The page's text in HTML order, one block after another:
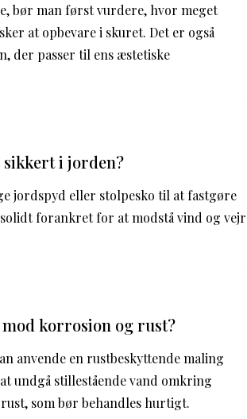
bør man først vurdere, hvor meget
at opbevare i skuret. Det er også
der passer til ens æstetiske
i jorden?
jordspyd eller stolpesko til at fastgøre
forankret for at modstå vind og vejr
korrosion og rust?
anvende en rustbeskyttende maling
undgå stillestående vand omkring
som bør behandles hurtigt.